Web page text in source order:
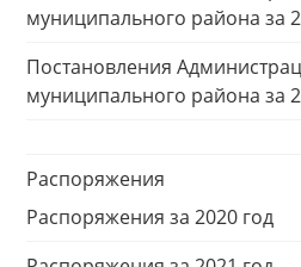
муниципального района за
Постановления
муниципального района за
Распоряжения
Распоряжения за 2020 год